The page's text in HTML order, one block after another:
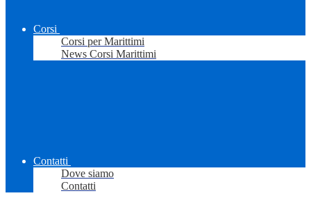
Corsi
Corsi per Marittimi
News Corsi Marittimi
Contatti
Dove siamo
Contatti